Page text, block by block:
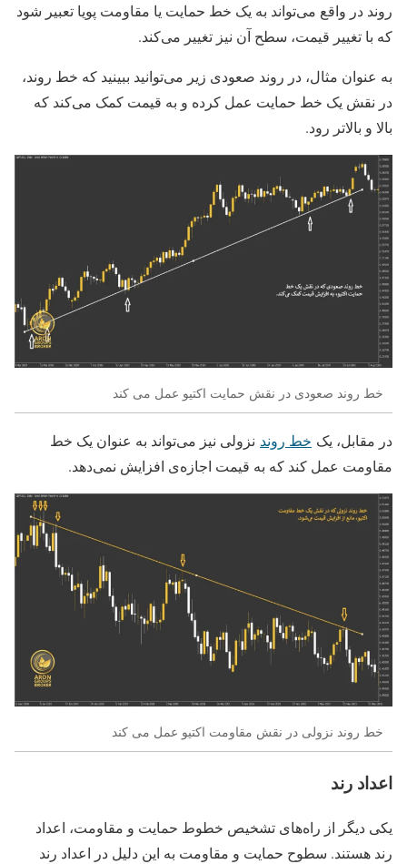
روند در واقع می‌تواند به یک خط حمایت یا مقاومت پویا تعبیر شود
که با تغییر قیمت، سطح آن نیز تغییر می‌کند.
به عنوان مثال، در روند صعودی زیر می‌توانید ببینید که خط روند،
در نقش یک خط حمایت عمل کرده و به قیمت کمک می‌کند که
بالا و بالاتر رود.
خط روند صعودی در نقش حمایت اکتیو عمل می کند
در مقابل، یک خط روند نزولی نیز می‌تواند به عنوان یک خط
مقاومت عمل کند که به قیمت اجازه‌ی افزایش نمی‌دهد.
خط روند نزولی در نقش مقاومت اکتیو عمل می کند
اعداد رند
یکی دیگر از راه‌های تشخیص خطوط حمایت و مقاومت، اعداد
رند هستند. سطوح حمایت و مقاومت به این دلیل در اعداد رند